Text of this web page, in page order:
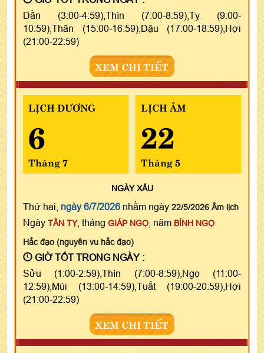
Dần (3:00-4:59),Thìn (7:00-8:59),Tỵ (9:00-
10:59),Thân (15:00-16:59),Dậu (17:00-18:59),Hợi
(21:00-22:59)
XEM CHI TIẾT
LỊCH DƯƠNG
6
Tháng 7
LỊCH ÂM
22
Tháng 5
NGÀYXẤU
Thứ hai, ngày 6/7/2026 nhằm ngày 22/5/2026 Âm lịch
Ngày TÂN TỴ, tháng GIÁP NGỌ , năm BÍNH NGỌ
Hắc đạo (nguyên vu hắc đạo)
GIỜ TỐT TRONG NGÀY :
Sửu (1:00-2:59),Thìn (7:00-8:59),Ngọ (11:00-
12:59),Mùi (13:00-14:59),Tuất (19:00-20:59),Hợi
(21:00-22:59)
XEM CHI TIẾT